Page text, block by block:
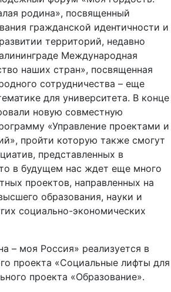
родина», посвященный
гражданской идентичности и
территорий, недавно
Международная
наших стран», посвященная
сотрудничества – еще
для университета. В конце
новую совместную
«Управление проектами и
пройти которую также смогут
представленных в
в будущем нас ждет еще много
проектов, направленных на
образования, науки и
социально-экономических
– моя Россия» реализуется в
проекта «Социальные лифты для
проекта «Образование».